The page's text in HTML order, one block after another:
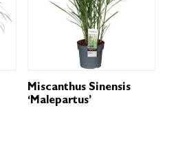
Miscanthus Sinensis
‘Malepartus’